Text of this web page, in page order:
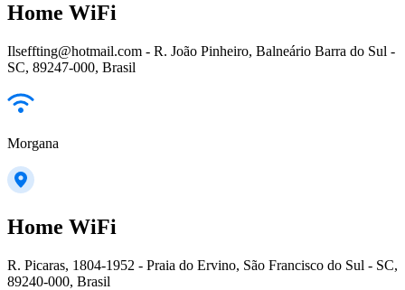
Home WiFi
Ilseffting@hotmail.com - R. João Pinheiro, Balneário Barra do Sul -
SC, 89247-000, Brasil
Morgana
Home WiFi
R. Picaras, 1804-1952 - Praia do Ervino, São Francisco do Sul - SC,
89240-000, Brasil